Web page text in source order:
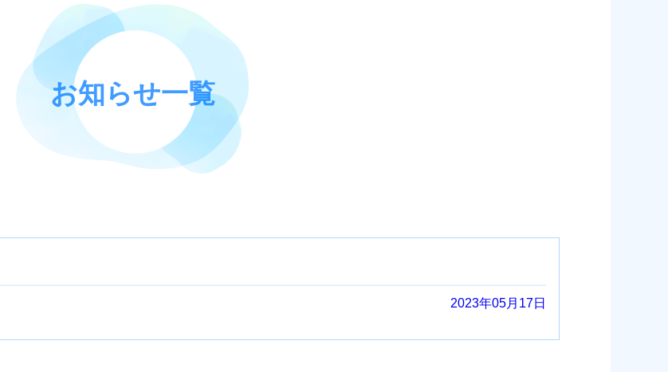
お知らせ一覧
2023年05月17日